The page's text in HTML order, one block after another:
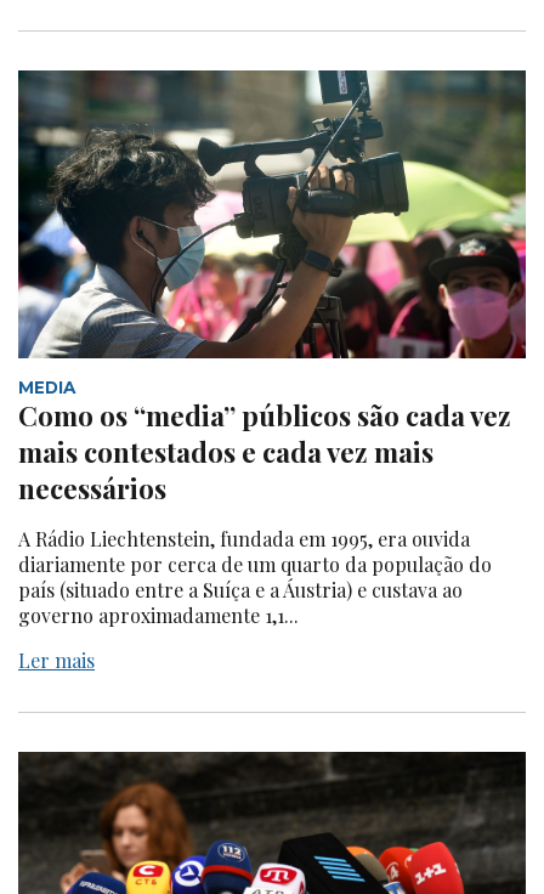
MEDIA
Como os “media” públicos são cada vez
mais contestados e cada vez mais
necessários
A Rádio Liechtenstein, fundada em 1995, era ouvida
diariamente por cerca de um quarto da população do
país (situado entre a Suíça e a Áustria) e custava ao
governo aproximadamente 1,1...
Ler mais